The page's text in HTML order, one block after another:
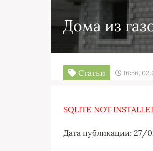
Дома из
Статьи 16:56,
SQLITE NOT
Дата публикации: 27/